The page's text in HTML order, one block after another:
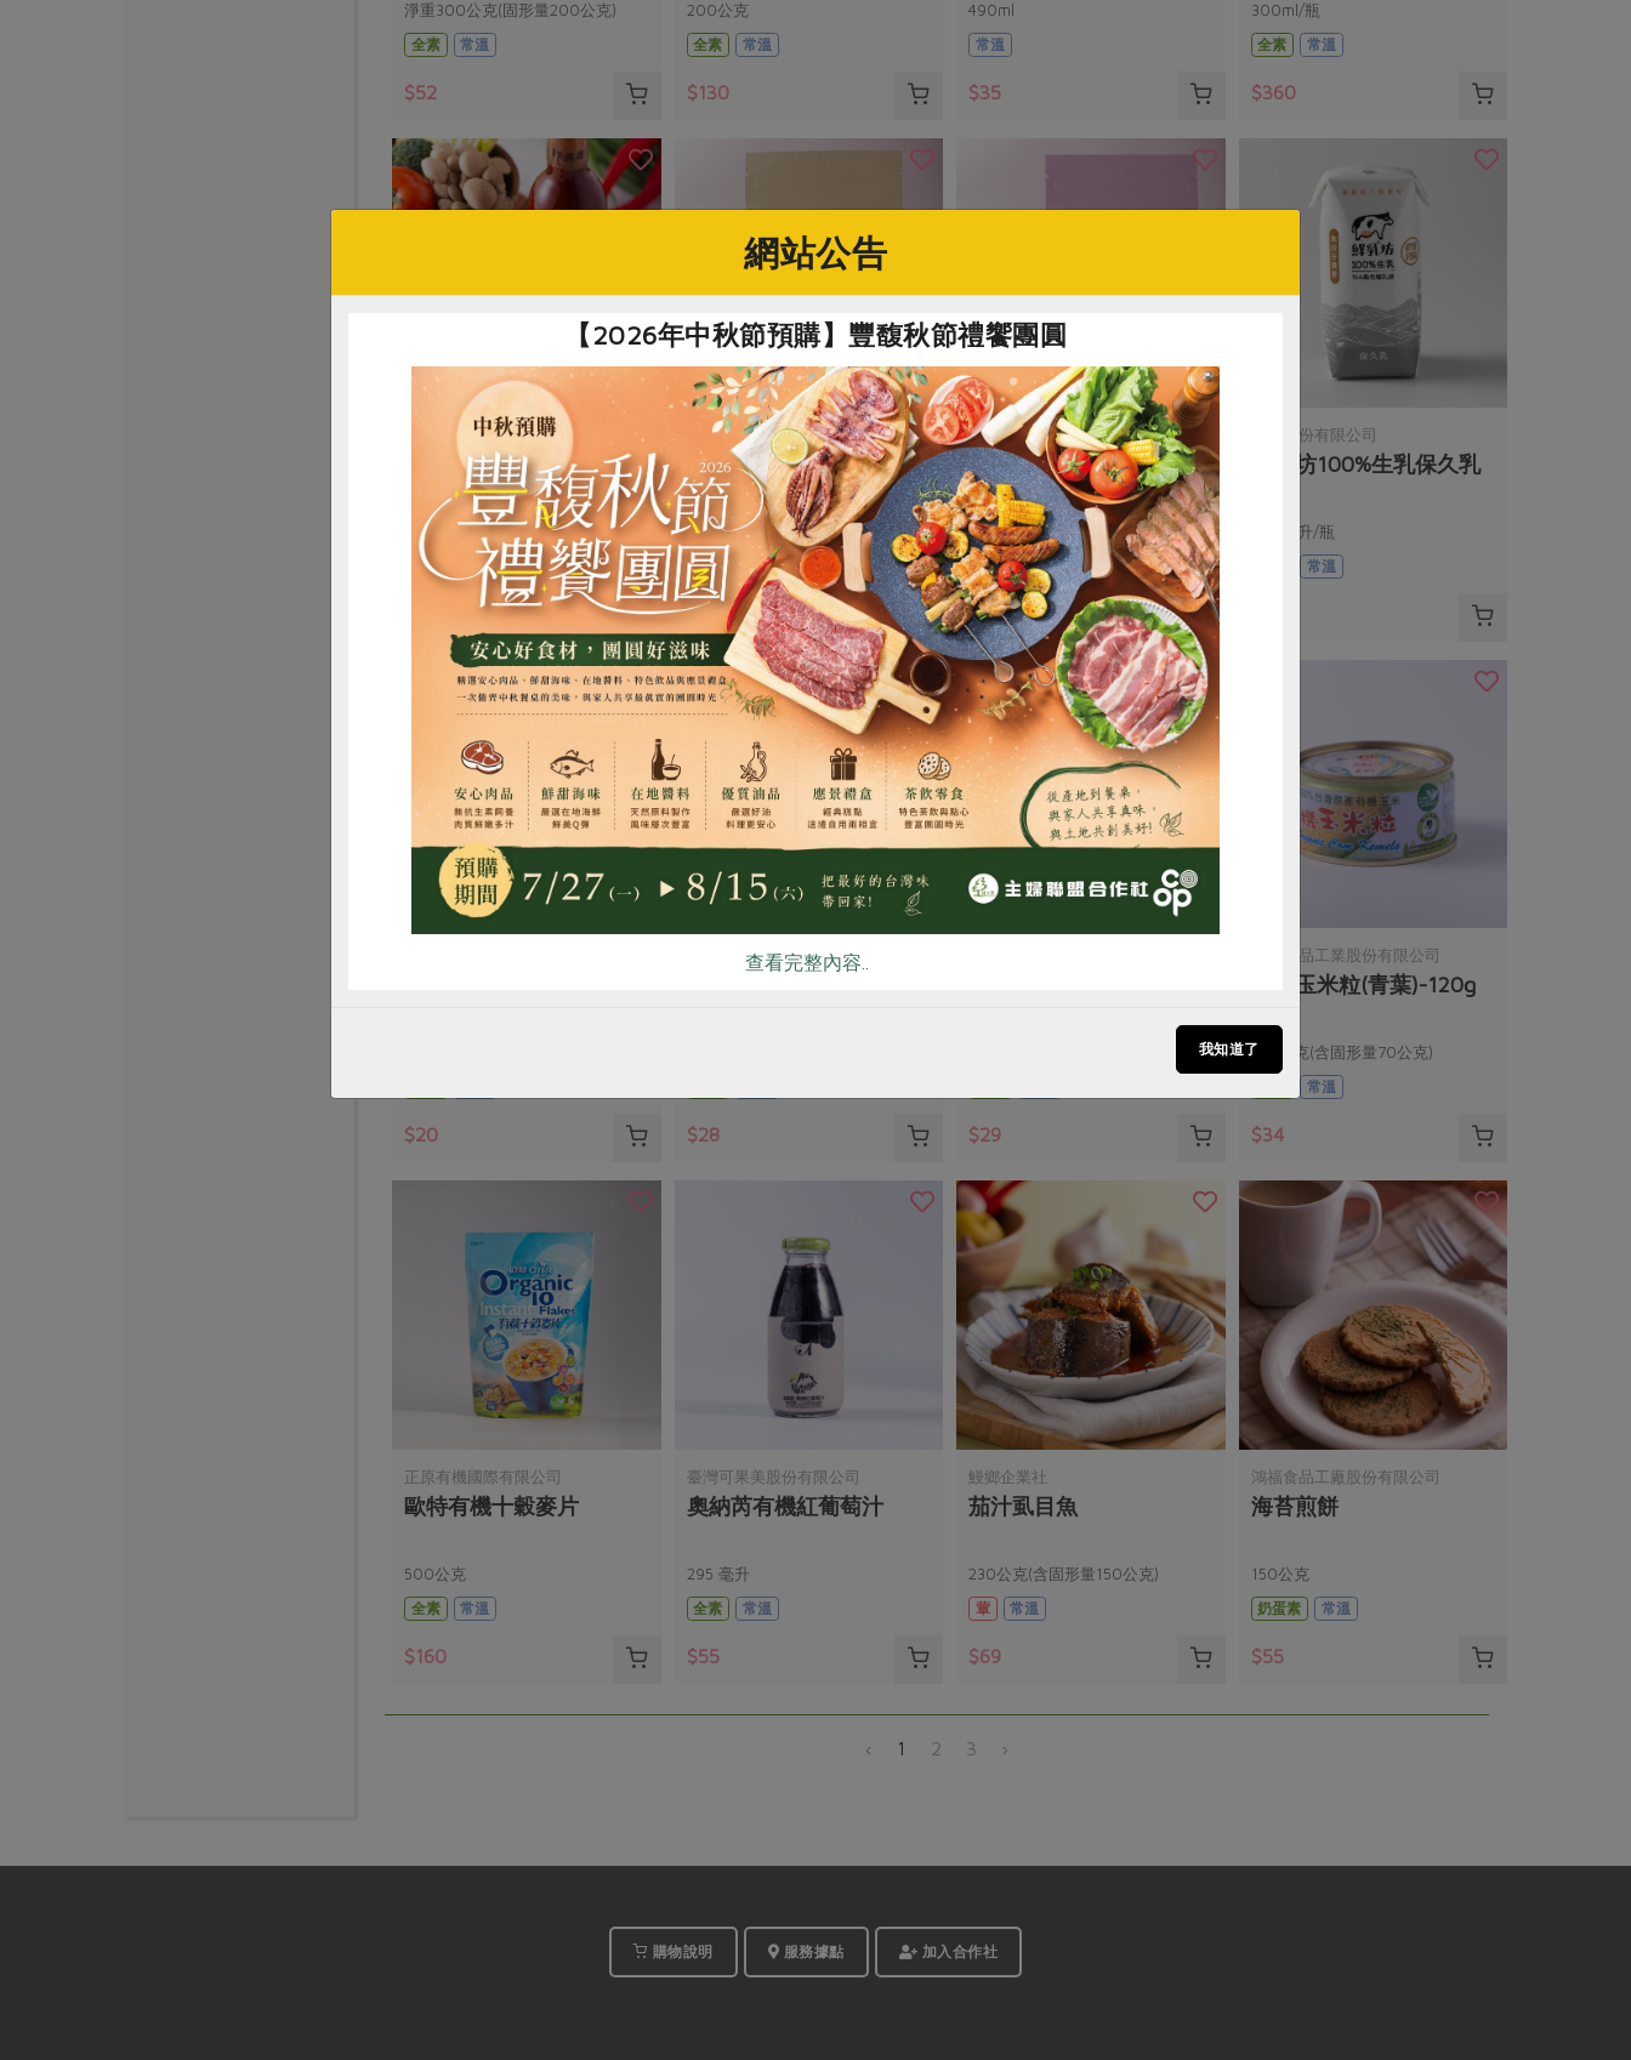
淨重300公克(固形量200公克)
全素
常溫
$52
200公克
全素
常溫
$130
490ml
常溫
$35
300ml/瓶
全素
常溫
$360
民生食品工廠
在地米辣椒醬(民
生)-300ml/瓶
300ml/瓶
全素
常溫
集品生物科技有限公司
養聲茶【響亮】-10入/包
5公克/顆x10顆，50公克/包
全素
常溫
$400
集品生物科技有限公司
元氣茶【精神】-10入/包
5公克/顆x10顆，50公克/包
全素
常溫
$480
慕渴股份有限公司
鮮乳坊100%生乳保久乳
200毫升/瓶
常溫
$20
青葉食品工業股份有限公司
$28 $29
青葉食品工業股份有限公司
有機玉米粒(青葉)-120g
120公克(含固形量70公克)
常溫
$34
正原有機國際有限公司
歐特有機十穀麥片
500公克
全素
常溫
$160
臺灣可果美股份有限公司
奧納芮有機紅葡萄汁
295 毫升
全素
常溫
$55
鰻鄉企業社
茄汁虱目魚
230公克(含固形量150公克)
葷
常溫
$69
鴻福食品工廠股份有限公司
海苔煎餅
150公克
奶蛋素
常溫
$55
‹ 1 2 3 ›
購物說明 服務據點 加入合作社
惜食 RPET 食譜 減硝酸鹽 雞蛋 食安 共同購買
網站公告
【2026年中秋節預購】豐馥秋節禮饗團圓
查看完整內容..
我知道了